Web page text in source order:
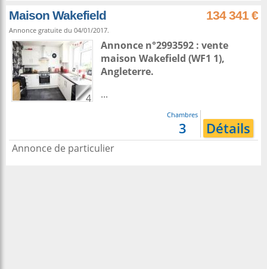
Maison Wakefield 134 341 €
Annonce gratuite du 04/01/2017.
4
Annonce n°2993592 : vente
maison Wakefield (WF1 1),
Angleterre.
...
Chambres
3 Détails
Annonce de particulier